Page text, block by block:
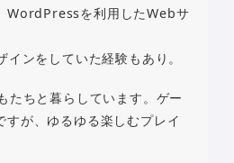
WordPressを利用したWebサ
ンをしていた経験もあり。
たちと暮らしています。ゲー
すが、ゆるゆる楽しむプレイ